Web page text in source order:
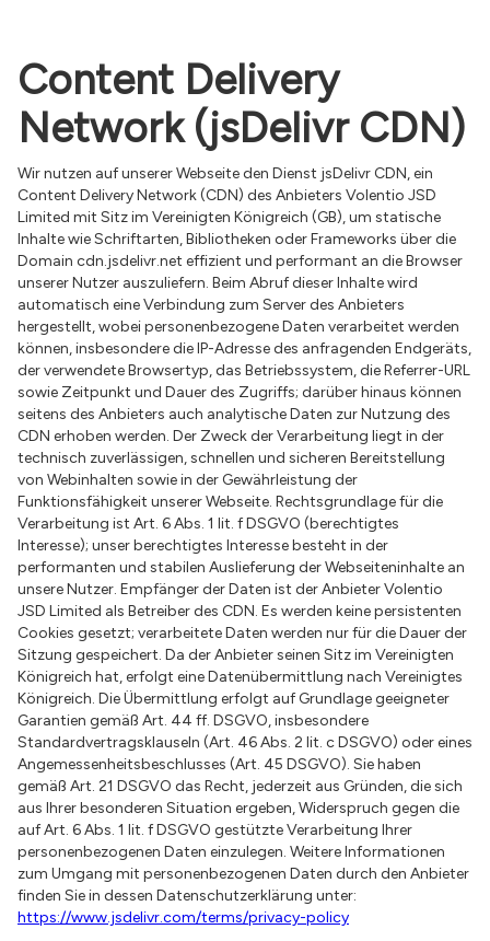
Content Delivery
Network (jsDelivr CDN)
Wir nutzen auf unserer Webseite den Dienst jsDelivr CDN, ein
Content Delivery Network (CDN) des Anbieters Volentio JSD
Limited mit Sitz im Vereinigten Königreich (GB), um statische
Inhalte wie Schriftarten, Bibliotheken oder Frameworks über die
Domain cdn.jsdelivr.net effizient und performant an die Browser
unserer Nutzer auszuliefern. Beim Abruf dieser Inhalte wird
automatisch eine Verbindung zum Server des Anbieters
hergestellt, wobei personenbezogene Daten verarbeitet werden
können, insbesondere die IP-Adresse des anfragenden Endgeräts,
der verwendete Browsertyp, das Betriebssystem, die Referrer-URL
sowie Zeitpunkt und Dauer des Zugriffs; darüber hinaus können
seitens des Anbieters auch analytische Daten zur Nutzung des
CDN erhoben werden. Der Zweck der Verarbeitung liegt in der
technisch zuverlässigen, schnellen und sicheren Bereitstellung
von Webinhalten sowie in der Gewährleistung der
Funktionsfähigkeit unserer Webseite. Rechtsgrundlage für die
Verarbeitung ist Art. 6 Abs. 1 lit. f DSGVO (berechtigtes
Interesse); unser berechtigtes Interesse besteht in der
performanten und stabilen Auslieferung der Webseiteninhalte an
unsere Nutzer. Empfänger der Daten ist der Anbieter Volentio
JSD Limited als Betreiber des CDN. Es werden keine persistenten
Cookies gesetzt; verarbeitete Daten werden nur für die Dauer der
Sitzung gespeichert. Da der Anbieter seinen Sitz im Vereinigten
Königreich hat, erfolgt eine Datenübermittlung nach Vereinigtes
Königreich. Die Übermittlung erfolgt auf Grundlage geeigneter
Garantien gemäß Art. 44 ff. DSGVO, insbesondere
Standardvertragsklauseln (Art. 46 Abs. 2 lit. c DSGVO) oder eines
Angemessenheitsbeschlusses (Art. 45 DSGVO). Sie haben
gemäß Art. 21 DSGVO das Recht, jederzeit aus Gründen, die sich
aus Ihrer besonderen Situation ergeben, Widerspruch gegen die
auf Art. 6 Abs. 1 lit. f DSGVO gestützte Verarbeitung Ihrer
personenbezogenen Daten einzulegen. Weitere Informationen
zum Umgang mit personenbezogenen Daten durch den Anbieter
finden Sie in dessen Datenschutzerklärung unter:
https://www.jsdelivr.com/terms/privacy-policy